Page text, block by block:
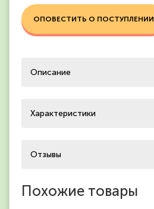
ОПОВЕСТИТЬ О ПОСТУПЛЕНИИ
Описание
Характеристики
Отзывы
Похожие товары